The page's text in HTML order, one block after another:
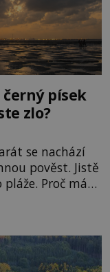
černý písek
zlo?
se nachází
pověst. Jistě
Proč má
ve městě